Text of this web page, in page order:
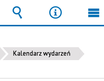
Kalendarz wydarzeń
Wyszukiwarka